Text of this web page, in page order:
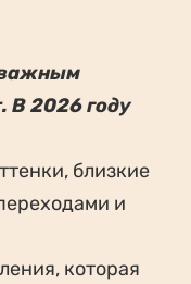
В 2026 году
близкие
и
которая